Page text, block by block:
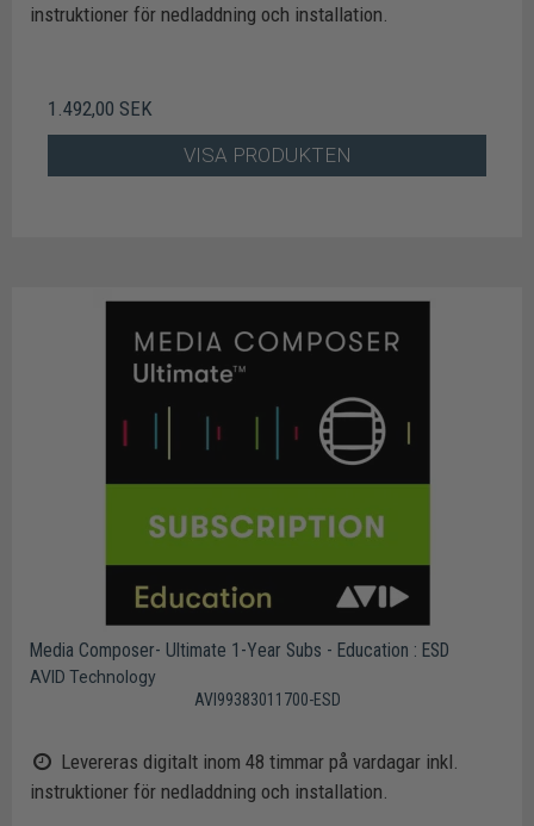
instruktioner för nedladdning och installation.
1.492,00 SEK
VISA PRODUKTEN
Media Composer- Ultimate 1-Year Subs - Education : ESD
AVID Technology
AVI99383011700-ESD
Levereras digitalt inom 48 timmar på vardagar inkl.
instruktioner för nedladdning och installation.